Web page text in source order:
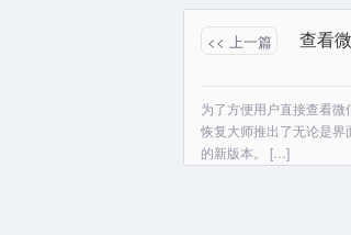
<< 上一篇
为了方便用户直接查看
恢复大师推出了无论是
的新版本。 […]